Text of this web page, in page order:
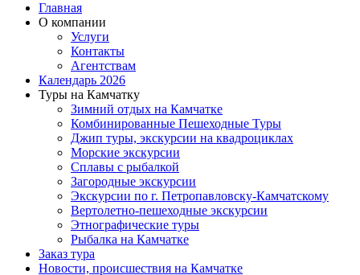
Главная
О компании
Услуги
Контакты
Агентствам
Календарь 2026
Туры на Камчатку
Зимний отдых на Камчатке
Комбинированные Пешеходные Туры
Джип туры, экскурсии на квадроциклах
Морские экскурсии
Сплавы с рыбалкой
Загородные экскурсии
Экскурсии по г. Петропавловску-Камчатскому
Вертолетно-пешеходные экскурсии
Этнографические туры
Рыбалка на Камчатке
Заказ тура
Новости, происшествия на Камчатке